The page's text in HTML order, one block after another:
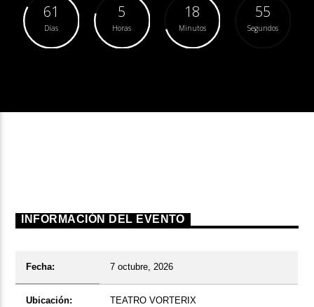
61
Días
5
Horas
18
Minutos
55
Segundos
INFORMACIÓN DEL EVENTO
Fecha: 7 octubre, 2026
Ubicación: TEATRO VORTERIX